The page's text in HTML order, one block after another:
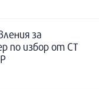
за
по избор от СТ